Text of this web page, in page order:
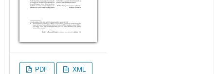
PDF XML